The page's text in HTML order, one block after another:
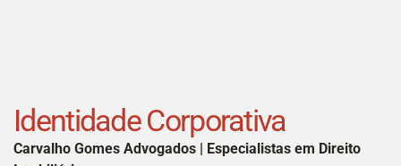
Identidade Corporativa
Carvalho Gomes Advogados | Especialistas em Direito